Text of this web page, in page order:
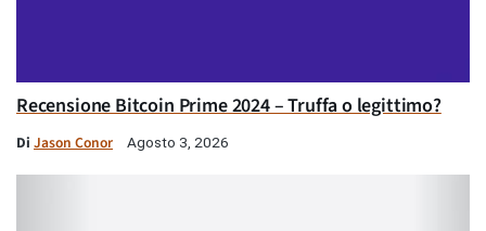
Recensione Bitcoin Prime 2024 – Truffa o legittimo?
Di Jason Conor Agosto 3, 2026